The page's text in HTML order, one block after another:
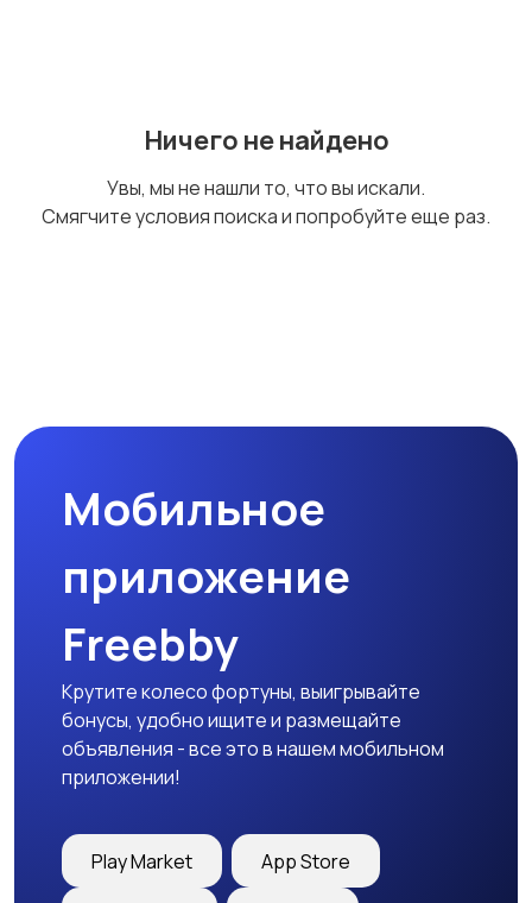
Трикотаж Спортивная одежда
Футболки и топы
одежда
Ничего не найдено
Увы, мы не нашли то, что вы искали.
Смягчите условия поиска и попробуйте еще раз.
Мобильное
приложение
Freebby
Крутите колесо фортуны, выигрывайте
бонусы, удобно ищите и размещайте
объявления - все это в нашем мобильном
приложении!
Play Market App Store